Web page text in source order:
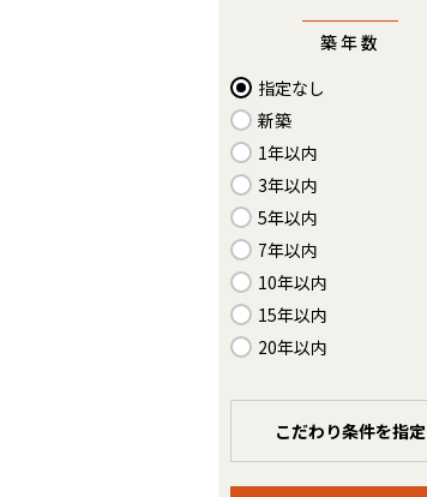
築年数
指定なし
新築
1年以内
3年以内
5年以内
7年以内
10年以内
15年以内
20年以内
こだわり条件を指定